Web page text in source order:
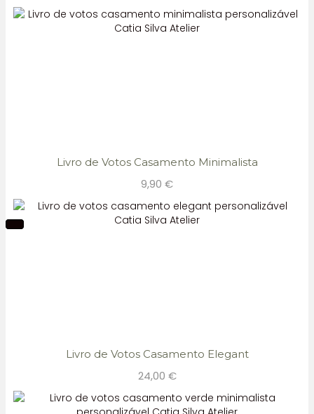
Livro de Votos Casamento Minimalista
9,90 €
Livro de Votos Casamento Elegant
24,00 €